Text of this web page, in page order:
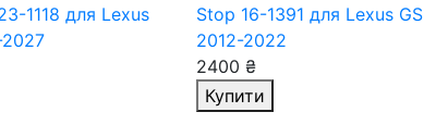
1118 для Lexus
Stop 16-1391 для Lexus
2012-2022
2400 ₴
Купити